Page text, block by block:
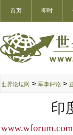
首页 即时
世界论坛网 > 军事评论 >
印
www.wforum.com